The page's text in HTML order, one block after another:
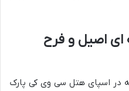
ای اصیل و فرح
در اسپای هتل سی وی کی پارک